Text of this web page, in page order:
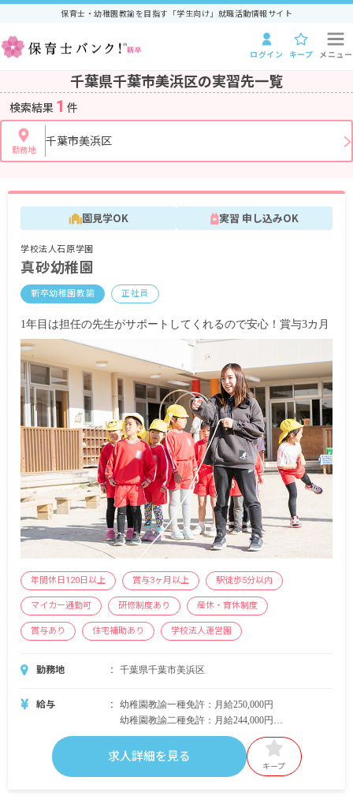
保育士・幼稚園教諭を目指す「学生向け」就職活動情報サイト
ログイン キープ メニュー
千葉県千葉市美浜区の実習先一覧
検索結果 1 件
勤務地
千葉市美浜区
園見学OK 実習 申し込みOK
学校法人石原学園
真砂幼稚園
新卒幼稚園教諭 正社員
1年目は担任の先生がサポートしてくれるので安心！賞与3カ月
年間休日120日以上 賞与3ヶ月以上 駅徒歩5分以内
マイカー通勤可 研修制度あり 産休・育休制度
賞与あり 住宅補助あり 学校法人運営園
勤務地 千葉県千葉市美浜区
給与
幼稚園教諭一種免許：月給250,000円
幼稚園教諭二種免許：月給244,000円
幼稚園教諭専修免許状：月給256,000円
求人詳細を見る
キープ